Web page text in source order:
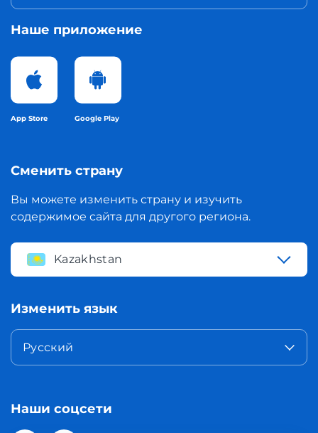
Наше приложение
App Store Google Play
Сменить страну
Вы можете изменить страну и изучить
содержимое сайта для другого региона.
Kazakhstan
Изменить язык
Русский
Наши соцсети